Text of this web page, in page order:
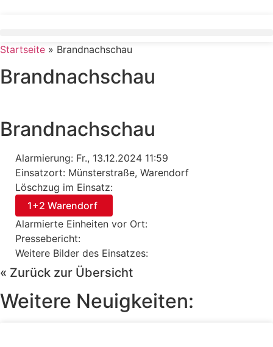
Startseite » Brandnachschau
Brandnachschau
Brandnachschau
Alarmierung: Fr., 13.12.2024 11:59
Einsatzort: Münsterstraße, Warendorf
Löschzug im Einsatz:
1+2 Warendorf
Alarmierte Einheiten vor Ort:
Pressebericht:
Weitere Bilder des Einsatzes:
« Zurück zur Übersicht
Weitere Neuigkeiten: